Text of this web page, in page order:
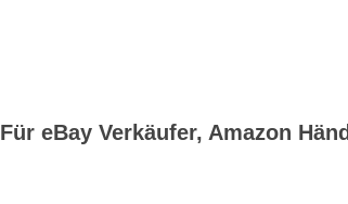
Für eBay Verkäufer, Amazon